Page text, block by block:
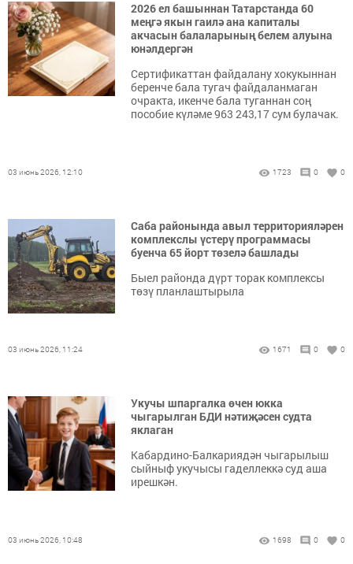
2026 ел башыннан Татарстанда 60
меңгә якын гаилә ана капиталы
акчасын балаларының белем алуына
юнәлдергән
Сертификаттан файдалану хокукыннан
беренче бала тугач файдаланмаган
очракта, икенче бала туганнан соң
пособие күләме 963 243,17 сум булачак.
03 июнь 2026, 12:10 1723 0 0
Саба районында авыл территорияләрен
комплекслы үстерү программасы
буенча 65 йорт төзелә башлады
Быел районда дүрт торак комплексы
төзү планлаштырыла
03 июнь 2026, 11:24 1671 0 0
Укучы шпаргалка өчен юкка
чыгарылган БДИ нәтиҗәсен судта
яклаган
Кабардино-Балкариядән чыгарылыш
сыйныф укучысы гаделлеккә суд аша
ирешкән.
03 июнь 2026, 10:48 1698 0 0